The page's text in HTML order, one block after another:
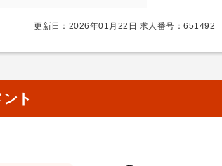
更新日：2026年01月22日 求人番号：651492
ト